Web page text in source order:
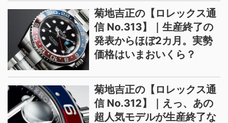
菊地吉正の【ロレックス通
信 No.313】｜生産終了の
発表からほぼ2カ月。実勢
価格はいまおいくら？
菊地吉正の【ロレックス通
信 No.312】｜えっ、あの
超人気モデルが生産終了な